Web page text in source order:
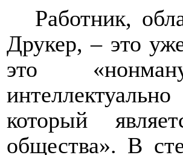
Работник,
Друкер, – это
это
который
общества». В